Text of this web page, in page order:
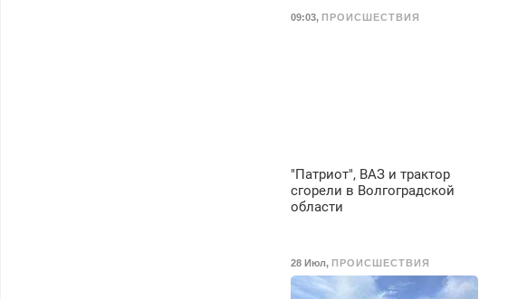
выходных.
09:03, ПРОИСШЕСТВИЯ
"Патриот", ВАЗ и трактор
сгорели в Волгоградской
области
28 Июл, ПРОИСШЕСТВИЯ